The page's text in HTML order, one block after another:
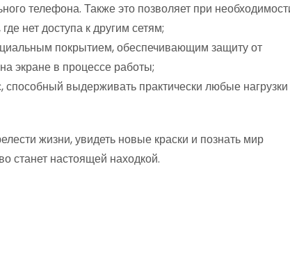
телефона. Также это позволяет при
нет доступа к другим сетям;
покрытием, обеспечивающим защиту от
экране в процессе работы;
выдерживать практически любые нагрузки
жизни, увидеть новые краски и познать мир
станет настоящей находкой.